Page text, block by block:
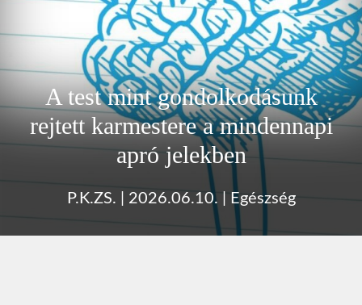
A test mint gondolkodásunk
rejtett karmestere a mindennapi
apró jelekben
P.K.ZS. 2026.06.10. Egészség